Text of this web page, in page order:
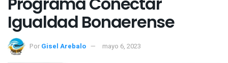
Igualdad Bonaerense
Por Gisel Arebalo mayo 6, 2023